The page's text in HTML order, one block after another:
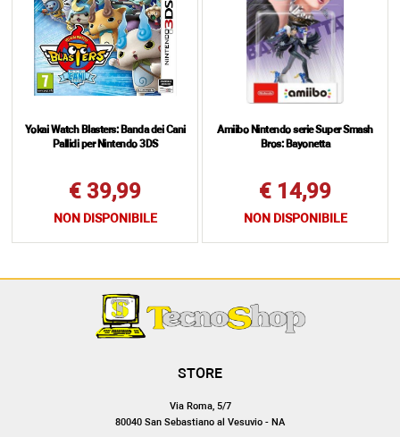
Yokai Watch Blasters: Banda dei Cani
Pallidi per Nintendo 3DS
€ 39,99
NON DISPONIBILE
Amiibo Nintendo serie Super Smash
Bros: Bayonetta
€ 14,99
NON DISPONIBILE
STORE
Via Roma, 5/7
80040 San Sebastiano al Vesuvio - NA